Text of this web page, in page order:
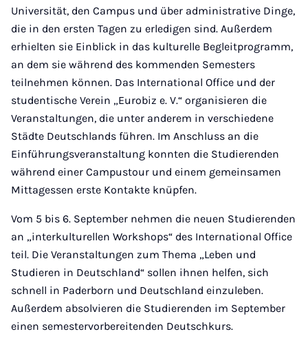
Universität, den Campus und über administrative Dinge,
die in den ersten Tagen zu erledigen sind. Außerdem
erhielten sie Einblick in das kulturelle Begleitprogramm,
an dem sie während des kommenden Semesters
teilnehmen können. Das International Office und der
studentische Verein „Eurobiz e. V.“ organisieren die
Veranstaltungen, die unter anderem in verschiedene
Städte Deutschlands führen. Im Anschluss an die
Einführungsveranstaltung konnten die Studierenden
während einer Campustour und einem gemeinsamen
Mittagessen erste Kontakte knüpfen.
Vom 5 bis 6. September nehmen die neuen Studierenden
an „interkulturellen Workshops“ des International Office
teil. Die Veranstaltungen zum Thema „Leben und
Studieren in Deutschland“ sollen ihnen helfen, sich
schnell in Paderborn und Deutschland einzuleben.
Außerdem absolvieren die Studierenden im September
einen semestervorbereitenden Deutschkurs.